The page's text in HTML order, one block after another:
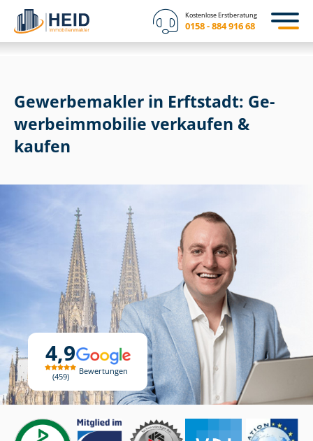
Kostenlose Erstberatung
0158 - 884 916 68
4,9
459
Bewertungen
Gewerbemakler in Erftstadt: Ge­
wer­be­im­mo­bi­lie verkaufen &
kaufen